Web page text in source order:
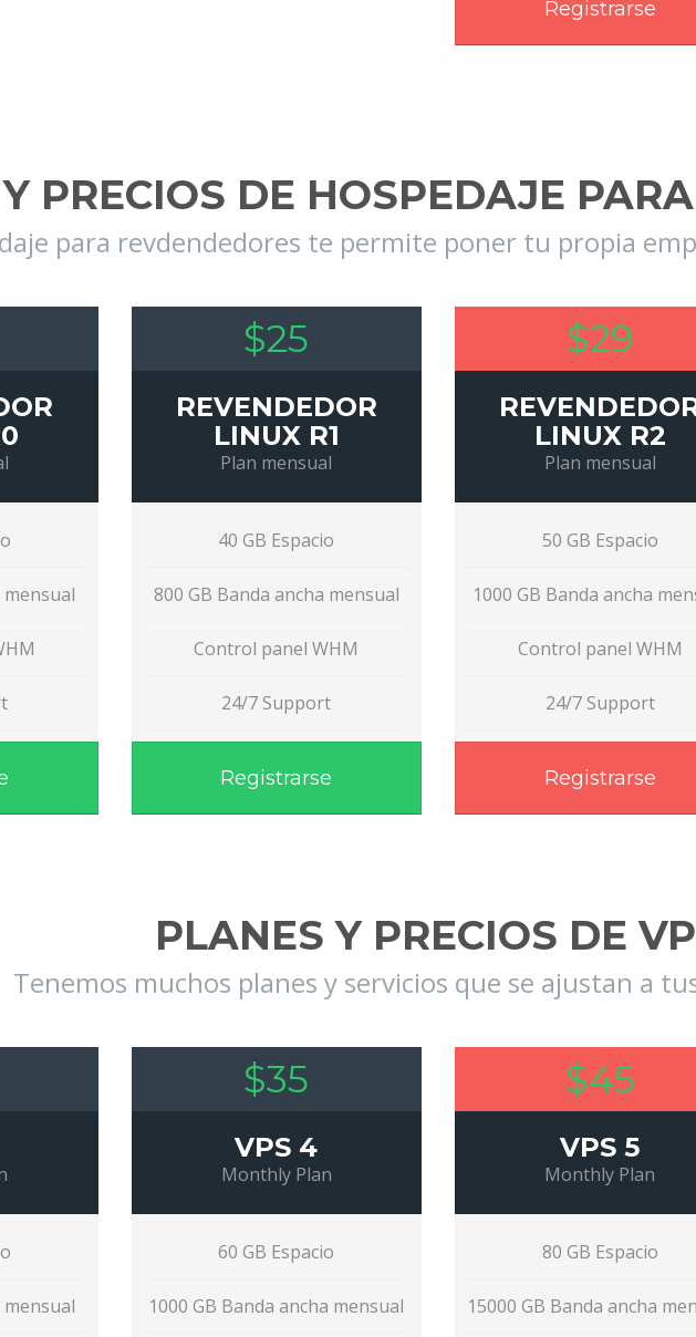
Registrarse
PRECIOS DE HOSPEDAJE
para revdendedores te permite poner tu propia
mensual
$25
REVENDEDOR
LINUX R1
Plan mensual
40 GB Espacio
800 GB Banda ancha mensual
Control panel WHM
24/7 Support
Registrarse
$29
LINUX R2
Plan mensual
50 GB Espacio
1000 GB Banda ancha
Control panel WHM
24/7 Support
Registrarse
PLANES Y PRECIOS DE
Tenemos muchos planes y servicios que se ajustan a
mensual
$35
VPS 4
Monthly Plan
60 GB Espacio
1000 GB Banda ancha mensual
$45
VPS 5
Monthly Plan
80 GB Espacio
15000 GB Banda ancha